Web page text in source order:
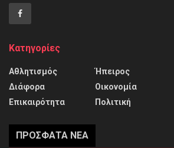
Κατηγορίες
Αθλητισμός
Διάφορα
Επικαιρότητα
Ήπειρος
Οικονομία
Πολιτική
ΠΡΌΣΦΑΤΑ ΝΈΑ